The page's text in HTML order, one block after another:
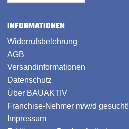
INFORMATIONEN
Widerrufsbelehrung
AGB
Versandinformationen
Datenschutz
Über BAUAKTIV
Franchise-Nehmer m/w/d gesucht!
Impressum